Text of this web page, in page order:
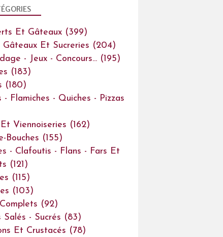
Et Gâteaux (399)
Gâteaux Et Sucreries (204)
- Jeux - Concours... (195)
(183)
(180)
- Flamiches - Quiches - Pizzas
Viennoiseries (162)
Bouches (155)
- Clafoutis - Flans - Fars Et
(121)
(115)
(103)
(92)
Salés - Sucrés (83)
Et Crustacés (78)